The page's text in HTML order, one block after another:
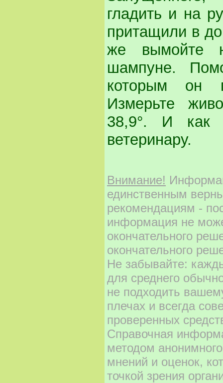
гладить и на
притащили в
же вымойте
шампуне.
которым он
Измерьте
38,9°. И как
ветеринару.
Внимание!
единственным
рекомендациям -
информация не
окончательного
окончательного
Не забывайте:
для среднего
не подходить
плечах и всегда
проверенных
Справочная
методом
мнений и оценок,
точкой зрения